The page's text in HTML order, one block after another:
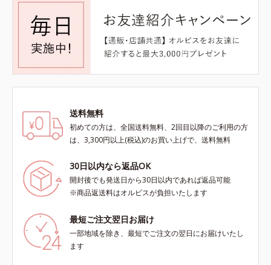
送料無料
初めての方は、全国送料無料、2回目以降のご利用の方
は、3,300円以上(税込)のお買い上げで、送料無料
30日以内なら返品OK
開封後でも発送日から30日以内であれば返品可能
※商品返送料はオルビスが負担いたします
最短ご注文翌日お届け
一部地域を除き、最短でご注文の翌日にお届けいたし
ます